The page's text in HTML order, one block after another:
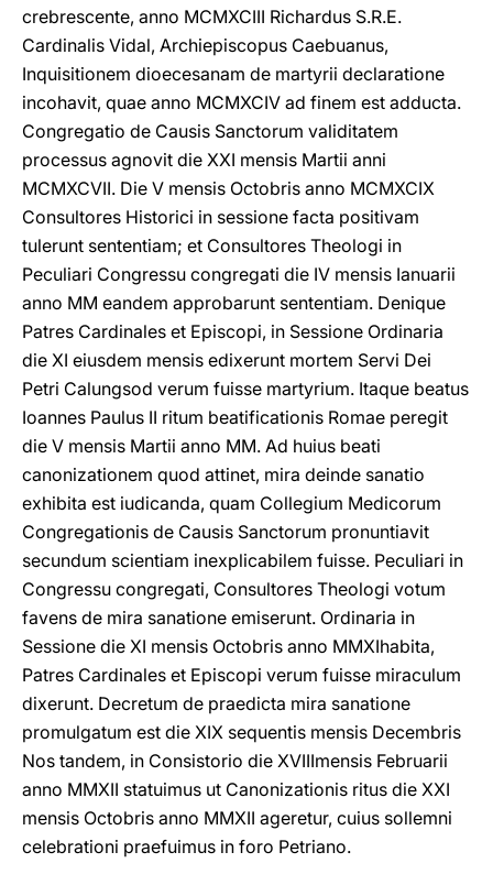
crebrescente, anno MCMXCIII Richardus S.R.E.
Cardinalis Vidal, Archiepiscopus Caebuanus,
Inquisitionem dioecesanam de martyrii declaratione
incohavit, quae anno MCMXCIV ad finem est adducta.
Congregatio de Causis Sanctorum validitatem
processus agnovit die XXI mensis Martii anni
MCMXCVII. Die V mensis Octobris anno MCMXCIX
Consultores Historici in sessione facta positivam
tulerunt sententiam; et Consultores Theologi in
Peculiari Congressu congregati die IV mensis Ianuarii
anno MM eandem approbarunt sententiam. Denique
Patres Cardinales et Episcopi, in Sessione Ordinaria
die XI eiusdem mensis edixerunt mortem Servi Dei
Petri Calungsod verum fuisse martyrium. Itaque beatus
Ioannes Paulus II ritum beatificationis Romae peregit
die V mensis Martii anno MM. Ad huius beati
canonizationem quod attinet, mira deinde sanatio
exhibita est iudicanda, quam Collegium Medicorum
Congregationis de Causis Sanctorum pronuntiavit
secundum scientiam inexplicabilem fuisse. Peculiari in
Congressu congregati, Consultores Theologi votum
favens de mira sanatione emiserunt. Ordinaria in
Sessione die XI mensis Octobris anno MMXIhabita,
Patres Cardinales et Episcopi verum fuisse miraculum
dixerunt. Decretum de praedicta mira sanatione
promulgatum est die XIX sequentis mensis Decembris
Nos tandem, in Consistorio die XVIIImensis Februarii
anno MMXII statuimus ut Canonizationis ritus die XXI
mensis Octobris anno MMXII ageretur, cuius sollemni
celebrationi praefuimus in foro Petriano.